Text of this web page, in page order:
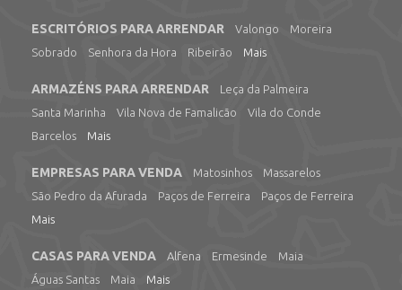
ESCRITÓRIOS PARA ARRENDAR Valongo
Moreira
Sobrado
Senhora da Hora Ribeirão Mais
ARMAZÉNS PARA ARRENDAR
Leça da Palmeira
Santa Marinha
Vila Nova de Famalicão
Vila do Conde
Barcelos
Mais
EMPRESAS PARA VENDA Matosinhos
Massarelos
São Pedro da Afurada
Paços de Ferreira
Paços de Ferreira
Mais
CASAS PARA VENDA Alfena Ermesinde
Maia
Águas Santas
Maia Mais